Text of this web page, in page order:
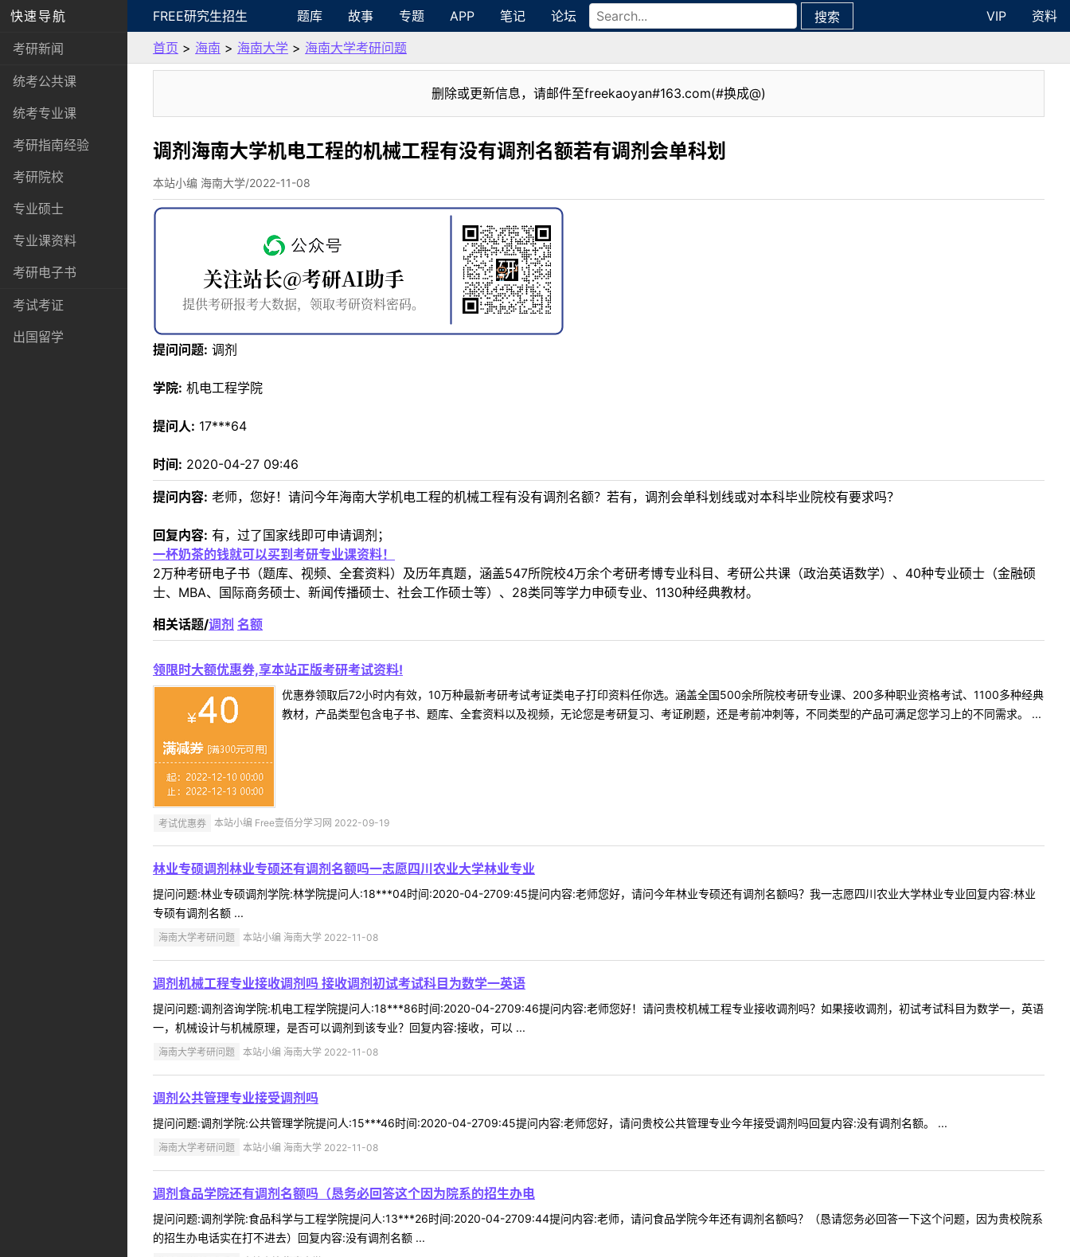
快速导航
考研新闻
统考公共课
统考专业课
考研指南经验
考研院校
专业硕士
专业课资料
考研电子书
考试考证
出国留学
FREE研究生招生 题库 故事 专题 APP 笔记 论坛 搜索 VIP
资料
首页 > 海南 > 海南大学 > 海南大学考研问题
删除或更新信息，请邮件至freekaoyan#163.com(#换成@)
调剂海南大学机电工程的机械工程有没有调剂名额若有调剂会单科划
本站小编 海南大学/2022-11-08
提问问题: 调剂
学院: 机电工程学院
提问人: 17***64
时间: 2020-04-27 09:46
提问内容: 老师，您好！请问今年海南大学机电工程的机械工程有没有调剂名额？若有，调剂会单科划线或对本科毕业院校有要求吗？
回复内容: 有，过了国家线即可申请调剂；
一杯奶茶的钱就可以买到考研专业课资料！
2万种考研电子书（题库、视频、全套资料）及历年真题，涵盖547所院校4万余个考研考博专业科目、考研公共课（政治英语数学）、40种专业硕士（金融硕
士、MBA、国际商务硕士、新闻传播硕士、社会工作硕士等）、28类同等学力申硕专业、1130种经典教材。
相关话题/调剂 名额
领限时大额优惠券,享本站正版考研考试资料!
优惠券领取后72小时内有效，10万种最新考研考试考证类电子打印资料任你选。涵盖全国500余所院校考研专业课、200多种职业资格考试、1100多种经典
教材，产品类型包含电子书、题库、全套资料以及视频，无论您是考研复习、考证刷题，还是考前冲刺等，不同类型的产品可满足您学习上的不同需求。 ...
考试优惠券 本站小编 Free壹佰分学习网 2022-09-19
林业专硕调剂林业专硕还有调剂名额吗一志愿四川农业大学林业专业
提问问题:林业专硕调剂学院:林学院提问人:18***04时间:2020-04-2709:45提问内容:老师您好，请问今年林业专硕还有调剂名额吗？我一志愿四川农业大学林业专业回复内容:林业
专硕有调剂名额 ...
海南大学考研问题 本站小编 海南大学 2022-11-08
调剂机械工程专业接收调剂吗 接收调剂初试考试科目为数学一英语
提问问题:调剂咨询学院:机电工程学院提问人:18***86时间:2020-04-2709:46提问内容:老师您好！请问贵校机械工程专业接收调剂吗？如果接收调剂，初试考试科目为数学一，英语
一，机械设计与机械原理，是否可以调剂到该专业？回复内容:接收，可以 ...
海南大学考研问题 本站小编 海南大学 2022-11-08
调剂公共管理专业接受调剂吗
提问问题:调剂学院:公共管理学院提问人:15***46时间:2020-04-2709:45提问内容:老师您好，请问贵校公共管理专业今年接受调剂吗回复内容:没有调剂名额。 ...
海南大学考研问题 本站小编 海南大学 2022-11-08
调剂食品学院还有调剂名额吗（恳务必回答这个因为院系的招生办电
提问问题:调剂学院:食品科学与工程学院提问人:13***26时间:2020-04-2709:44提问内容:老师，请问食品学院今年还有调剂名额吗？（恳请您务必回答一下这个问题，因为贵校院系
的招生办电话实在打不进去）回复内容:没有调剂名额 ...